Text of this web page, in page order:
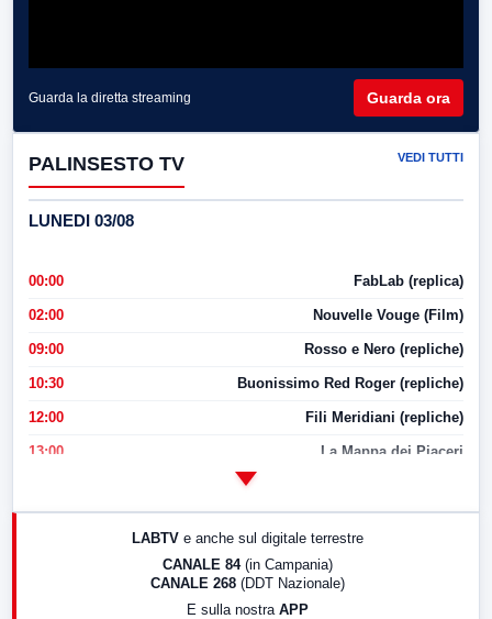
Guarda la diretta streaming Guarda ora
PALINSESTO TV VEDI TUTTI
LUNEDI 03/08
00:00 FabLab (replica)
02:00 Nouvelle Vouge (Film)
09:00 Rosso e Nero (repliche)
10:30 Buonissimo Red Roger (repliche)
12:00 Fili Meridiani (repliche)
13:00 La Mappa dei Piaceri
17:00 LabNews (replica)
LABTV e anche sul digitale terrestre
CANALE 84 (in Campania)
CANALE 268 (DDT Nazionale)
E sulla nostra APP